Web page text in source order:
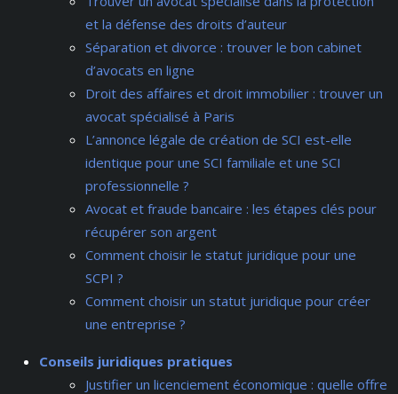
et la défense des droits d’auteur
Séparation et divorce : trouver le bon cabinet
d’avocats en ligne
Droit des affaires et droit immobilier : trouver un
avocat spécialisé à Paris
L’annonce légale de création de SCI est-elle
identique pour une SCI familiale et une SCI
professionnelle ?
Avocat et fraude bancaire : les étapes clés pour
récupérer son argent
Comment choisir le statut juridique pour une
SCPI ?
Comment choisir un statut juridique pour créer
une entreprise ?
Conseils juridiques pratiques
Justifier un licenciement économique : quelle offre